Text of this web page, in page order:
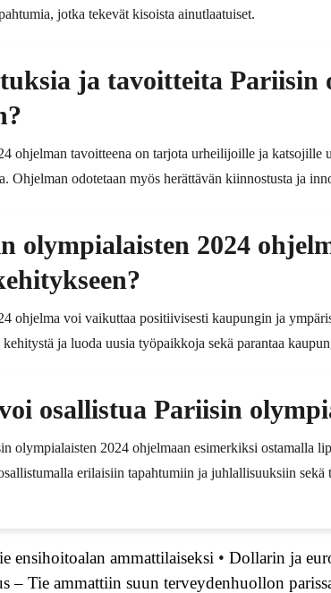
jotka tekevät kisoista ainutlaatuiset.
ja tavoitteita Pariisin
ohjelman tavoitteena on tarjota urheilijoille ja katsojille
Ohjelman odotetaan myös herättävän kiinnostusta ja
olympialaisten 2024
ohjelma voi vaikuttaa positiivisesti kaupungin ja
kehitystä ja luoda uusia työpaikkoja sekä parantaa
osallistua Pariisin
olympialaisten 2024 ohjelmaan esimerkiksi ostamalla
erilaisiin tapahtumiin ja juhlallisuuksiin
ensihoitoalan ammattilaiseksi • Dollarin ja
– Tie ammattiin suun terveydenhuollon